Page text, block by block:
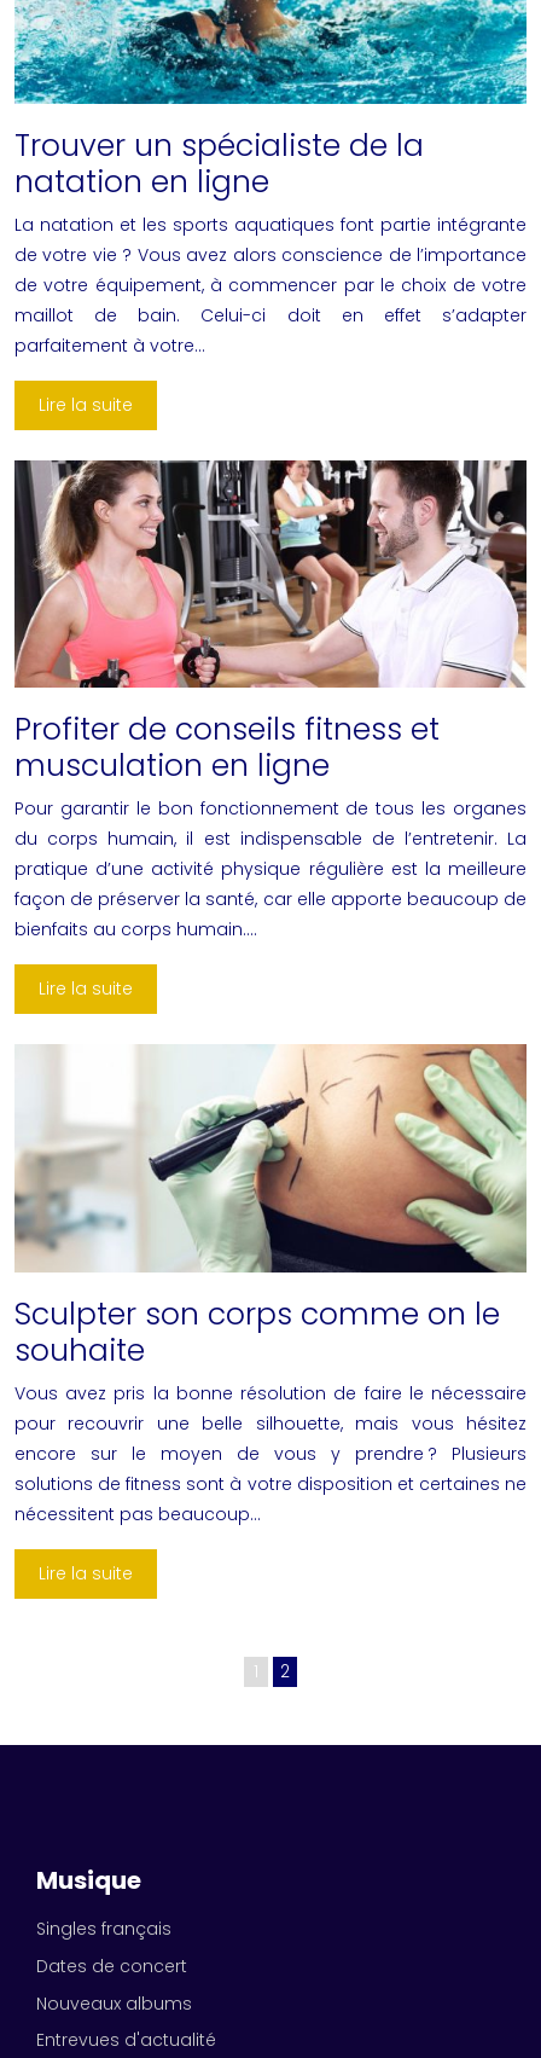
Trouver un spécialiste de la
natation en ligne
La natation et les sports aquatiques font partie intégrante
de votre vie ? Vous avez alors conscience de l’importance
de votre équipement, à commencer par le choix de votre
maillot de bain. Celui-ci doit en effet s’adapter
parfaitement à votre…
Lire la suite
Profiter de conseils fitness et
musculation en ligne
Pour garantir le bon fonctionnement de tous les organes
du corps humain, il est indispensable de l’entretenir. La
pratique d’une activité physique régulière est la meilleure
façon de préserver la santé, car elle apporte beaucoup de
bienfaits au corps humain….
Lire la suite
Sculpter son corps comme on le
souhaite
Vous avez pris la bonne résolution de faire le nécessaire
pour recouvrir une belle silhouette, mais vous hésitez
encore sur le moyen de vous y prendre ? Plusieurs
solutions de fitness sont à votre disposition et certaines ne
nécessitent pas beaucoup…
Lire la suite
1 2
Musique
Singles français
Dates de concert
Nouveaux albums
Entrevues d'actualité